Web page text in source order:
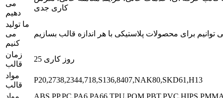
می
دهیم
کاری جدی
ما تولید
می
کنیم
توانیم برای محصولات پلاستیکی با هر اندازه قالب بسازیم
زمان
قالب
25 روز کاری
مواد
قالب
P20,2738,2344,718,S136,8407,NAK80,SKD61,H13
مواد